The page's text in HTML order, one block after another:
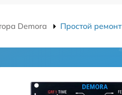
Demora Простой